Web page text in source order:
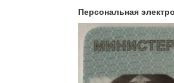
Персональная